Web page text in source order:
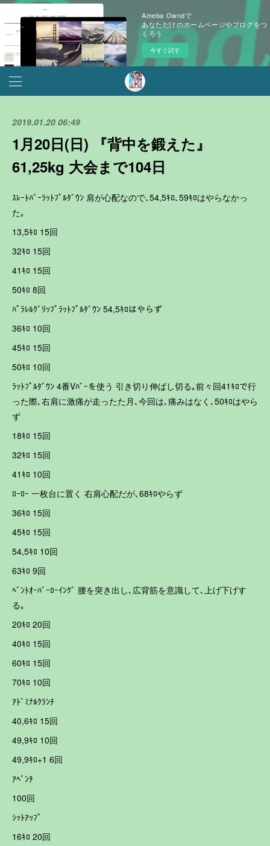
Ameba Owndで
あなただけのホームページやブログをつ
くろう
今すぐ試す
2019.01.20 06:49
1月20日(日) 『背中を鍛えた』
61,25kg 大会まで104日
ｽﾚｰﾄﾊﾞｰﾗｯﾄﾌﾟﾙﾀﾞｳﾝ 肩が心配なので､54,5ｷﾛ､59ｷﾛはやらなかっ
た｡
13,5ｷﾛ 15回
32ｷﾛ 15回
41ｷﾛ 15回
50ｷﾛ 8回
ﾊﾟﾗﾚﾙｸﾞﾘｯﾌﾟﾗｯﾄﾌﾟﾙﾀﾞｳﾝ 54,5ｷﾛはやらず
36ｷﾛ 10回
45ｷﾛ 15回
50ｷﾛ 10回
ﾗｯﾄﾌﾟﾙﾀﾞｳﾝ 4番Vﾊﾞｰを使う 引き切り伸ばし切る｡前々回41ｷﾛで行
った際､右肩に激痛が走ったた月､今回は､痛みはなく､50ｷﾛはやら
ず
18ｷﾛ 15回
32ｷﾛ 15回
41ｷﾛ 10回
ﾛｰﾛｰ 一枚台に置く 右肩心配だが､68ｷﾛやらず
36ｷﾛ 15回
45ｷﾛ 15回
54,5ｷﾛ 10回
63ｷﾛ 9回
ﾍﾞﾝﾄｵｰﾊﾞｰﾛｰｲﾝｸﾞ 腰を突き出し､広背筋を意識して､上げ下げす
る｡
20ｷﾛ 20回
40ｷﾛ 15回
60ｷﾛ 15回
70ｷﾛ 10回
ｱﾄﾞﾐﾅﾙｸﾗﾝﾁ
40,6ｷﾛ 15回
49,9ｷﾛ 10回
49,9ｷﾛ+1 6回
ｱﾍﾞﾝﾁ
100回
ｼｯﾄｱｯﾌﾟ
16ｷﾛ 20回